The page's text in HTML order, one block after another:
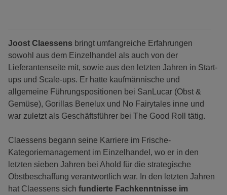
Joost Claessens bringt umfangreiche Erfahrungen
sowohl aus dem Einzelhandel als auch von der
Lieferantenseite mit, sowie aus den letzten Jahren in Start-
ups und Scale-ups. Er hatte kaufmännische und
allgemeine Führungspositionen bei SanLucar (Obst &
Gemüse), Gorillas Benelux und No Fairytales inne und
war zuletzt als Geschäftsführer bei The Good Roll tätig.
Claessens begann seine Karriere im Frische-
Kategoriemanagement im Einzelhandel, wo er in den
letzten sieben Jahren bei Ahold für die strategische
Obstbeschaffung verantwortlich war. In den letzten Jahren
hat Claessens sich fundierte Fachkenntnisse im